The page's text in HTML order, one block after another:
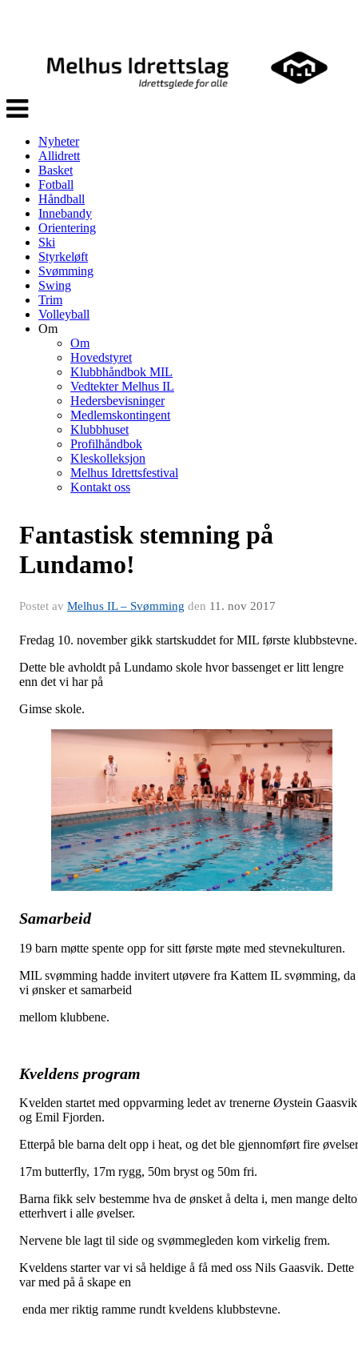
Veksle
navigasjon
Nyheter
Allidrett
Basket
Fotball
Håndball
Innebandy
Orientering
Ski
Styrkeløft
Svømming
Swing
Trim
Volleyball
Om
Om
Hovedstyret
Klubbhåndbok MIL
Vedtekter Melhus IL
Hedersbevisninger
Medlemskontingent
Klubbhuset
Profilhåndbok
Kleskolleksjon
Melhus Idrettsfestival
Kontakt oss
Fantastisk stemning på
Lundamo!
Postet av Melhus IL – Svømming den 11. nov 2017
Fredag 10. november gikk startskuddet for MIL første klubbstevne.
Dette ble avholdt på Lundamo skole hvor bassenget er litt lengre
enn det vi har på
Gimse skole.
Samarbeid
19 barn møtte spente opp for sitt første møte med stevnekulturen.
MIL svømming hadde invitert utøvere fra Kattem IL svømming, da
vi ønsker et samarbeid
mellom klubbene.
Kveldens program
Kvelden startet med oppvarming ledet av trenerne Øystein Gaasvik
og Emil Fjorden.
Etterpå ble barna delt opp i heat, og det ble gjennomført fire
17m butterfly, 17m rygg, 50m bryst og 50m fri.
Barna fikk selv bestemme hva de ønsket å delta i, men mange
etterhvert i alle øvelser.
Nervene ble lagt til side og svømmegleden kom virkelig frem.
Kveldens starter var vi så heldige å få med oss Nils Gaasvik. Dette
var med på å skape en
enda mer riktig ramme rundt kveldens klubbstevne.